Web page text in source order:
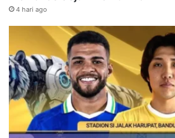
4 hari ago